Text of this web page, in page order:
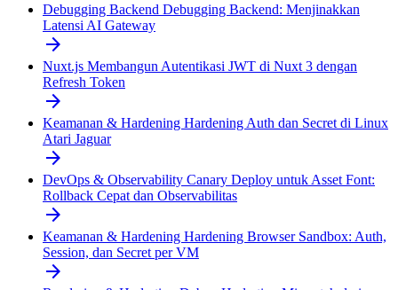
Debugging Backend Debugging Backend: Menjinakkan
Latensi AI Gateway
arrow_forward
Nuxt.js Membangun Autentikasi JWT di Nuxt 3 dengan
Refresh Token
arrow_forward
Keamanan & Hardening Hardening Auth dan Secret di Linux
Atari Jaguar
arrow_forward
DevOps & Observability Canary Deploy untuk Asset Font:
Rollback Cepat dan Observabilitas
arrow_forward
Keamanan & Hardening Hardening Browser Sandbox: Auth,
Session, dan Secret per VM
arrow_forward